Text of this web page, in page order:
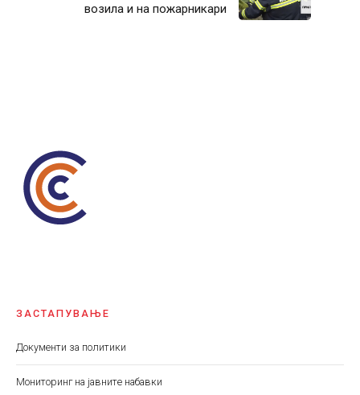
возила и на пожарникари
ЗАСТАПУВАЊЕ
Документи за политики
Мониторинг на јавните набавки